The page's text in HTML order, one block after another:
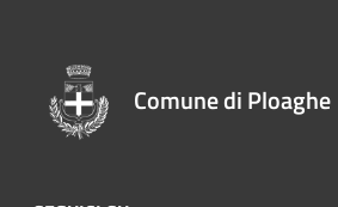
Comune di Ploaghe